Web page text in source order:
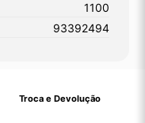
1100
93392494
Troca e Devolução